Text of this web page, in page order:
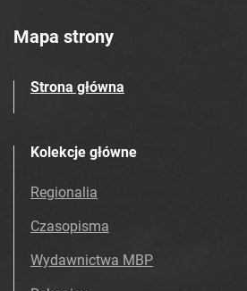
Mapa strony
Strona główna
Kolekcje główne
Regionalia
Czasopisma
Wydawnictwa MBP